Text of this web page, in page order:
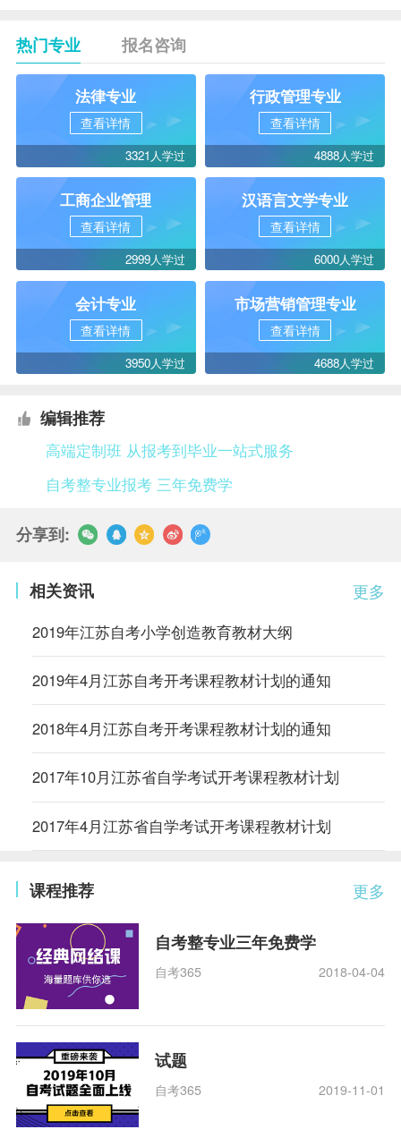
热门专业 报名咨询
法律专业
查看详情
3321人学过
行政管理专业
查看详情
4888人学过
工商企业管理
查看详情
2999人学过
汉语言文学专业
查看详情
6000人学过
会计专业
查看详情
3950人学过
市场营销管理专业
查看详情
4688人学过
编辑推荐
高端定制班 从报考到毕业一站式服务
自考整专业报考 三年免费学
分享到:
更多
相关资讯
2019年江苏自考小学创造教育教材大纲
2019年4月江苏自考开考课程教材计划的通知
2018年4月江苏自考开考课程教材计划的通知
2017年10月江苏省自学考试开考课程教材计划
2017年4月江苏省自学考试开考课程教材计划
更多
课程推荐
自考整专业三年免费学
自考365 2018-04-04
试题
自考365 2019-11-01